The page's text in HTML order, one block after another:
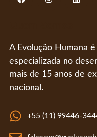
A Evolução Humana
especializada no
mais de 15 anos de
nacional.
+55 (11) 99446-